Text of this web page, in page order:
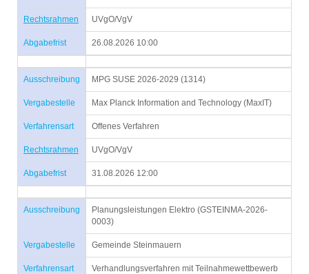
Rechtsrahmen UVgO/VgV
Abgabefrist 26.08.2026 10:00
Ausschreibung MPG SUSE 2026-2029 (1314)
Vergabestelle Max Planck Information and Technology (MaxIT)
Verfahrensart Offenes Verfahren
Rechtsrahmen UVgO/VgV
Abgabefrist 31.08.2026 12:00
Ausschreibung
Planungsleistungen Elektro (GSTEINMA-2026-
0003)
Vergabestelle Gemeinde Steinmauern
Verfahrensart Verhandlungsverfahren mit Teilnahmewettbewerb